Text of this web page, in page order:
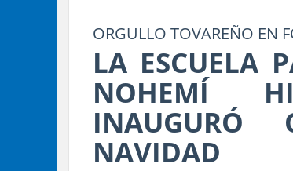
ORGULLO TOVAREÑO EN
LA ESCUELA
NOHEMÍ
NAVIDAD